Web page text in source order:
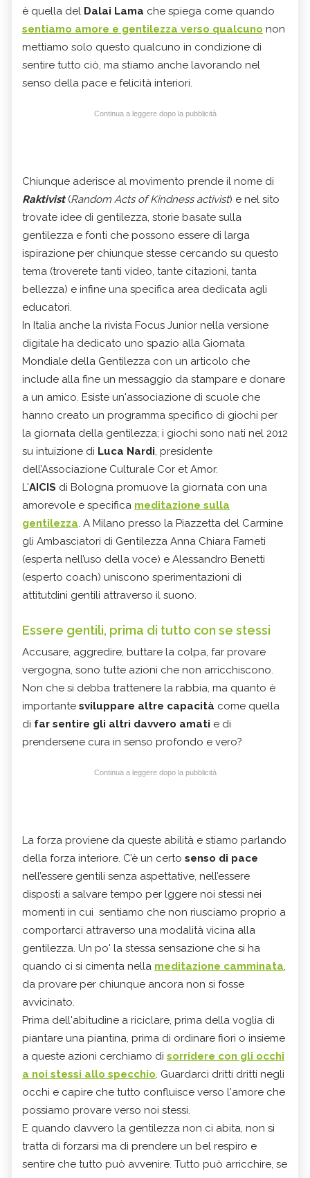
è quella del Dalai Lama che spiega come quando
sentiamo amore e gentilezza verso qualcuno non
mettiamo solo questo qualcuno in condizione di
sentire tutto ciò, ma stiamo anche lavorando nel
senso della pace e felicità interiori.
Continua a leggere dopo la pubblicità
Chiunque aderisce al movimento prende il nome di
Raktivist(Random Acts of Kindness activist) e nel sito
trovate idee di gentilezza, storie basate sulla
gentilezza e fonti che possono essere di larga
ispirazione per chiunque stesse cercando su questo
tema (troverete tanti video, tante citazioni, tanta
bellezza) e infine una specifica area dedicata agli
educatori.
In Italia anche la rivista Focus Junior nella versione
digitale ha dedicato uno spazio alla Giornata
Mondiale della Gentilezza con un articolo che
include alla fine un messaggio da stampare e donare
a un amico. Esiste un'associazione di scuole che
hanno creato un programma specifico di giochi per
la giornata della gentilezza; i giochi sono nati nel 2012
su intuizione di Luca Nardi, presidente
dell’Associazione Culturale Cor et Amor.
L'AICIS di Bologna promuove la giornata con una
amorevole e specifica meditazione sulla
gentilezza. A Milano presso la Piazzetta del Carmine
gli Ambasciatori di Gentilezza Anna Chiara Farneti
(esperta nell’uso della voce) e Alessandro Benetti
(esperto coach) uniscono sperimentazioni di
attitutdini gentili attraverso il suono.
Essere gentili, prima di tutto con se stessi
Accusare, aggredire, buttare la colpa, far provare
vergogna, sono tutte azioni che non arricchiscono.
Non che si debba trattenere la rabbia, ma quanto è
importante sviluppare altre capacità come quella
di far sentire gli altri davvero amati e di
prendersene cura in senso profondo e vero?
Continua a leggere dopo la pubblicità
La forza proviene da queste abilità e stiamo parlando
della forza interiore. C’è un certo senso di pace
nell’essere gentili senza aspettative, nell’essere
disposti a salvare tempo per lggere noi stessi nei
momenti in cui sentiamo che non riusciamo proprio a
comportarci attraverso una modalità vicina alla
gentilezza. Un po' la stessa sensazione che si ha
quando ci si cimenta nella meditazione camminata,
da provare per chiunque ancora non si fosse
avvicinato.
Prima dell'abitudine a riciclare, prima della voglia di
piantare una piantina, prima di ordinare fiori o insieme
a queste azioni cerchiamo di sorridere con gli occhi
a noi stessi allo specchio. Guardarci dritti dritti negli
occhi e capire che tutto confluisce verso l'amore che
possiamo provare verso noi stessi.
E quando davvero la gentilezza non ci abita, non si
tratta di forzarsi ma di prendere un bel respiro e
sentire che tutto può avvenire. Tutto può arricchire, se